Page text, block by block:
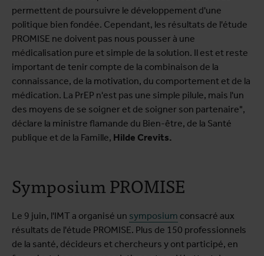
permettent de poursuivre le développement d'une
politique bien fondée. Cependant, les résultats de l'étude
PROMISE ne doivent pas nous pousser à une
médicalisation pure et simple de la solution. Il est et reste
important de tenir compte de la combinaison de la
connaissance, de la motivation, du comportement et de la
médication. La PrEP n'est pas une simple pilule, mais l'un
des moyens de se soigner et de soigner son partenaire",
déclare la ministre flamande du Bien-être, de la Santé
publique et de la Famille, Hilde Crevits.
Symposium PROMISE
Le 9 juin, l'IMT a organisé un symposium consacré aux
résultats de l'étude PROMISE. Plus de 150 professionnels
de la santé, décideurs et chercheurs y ont participé, en